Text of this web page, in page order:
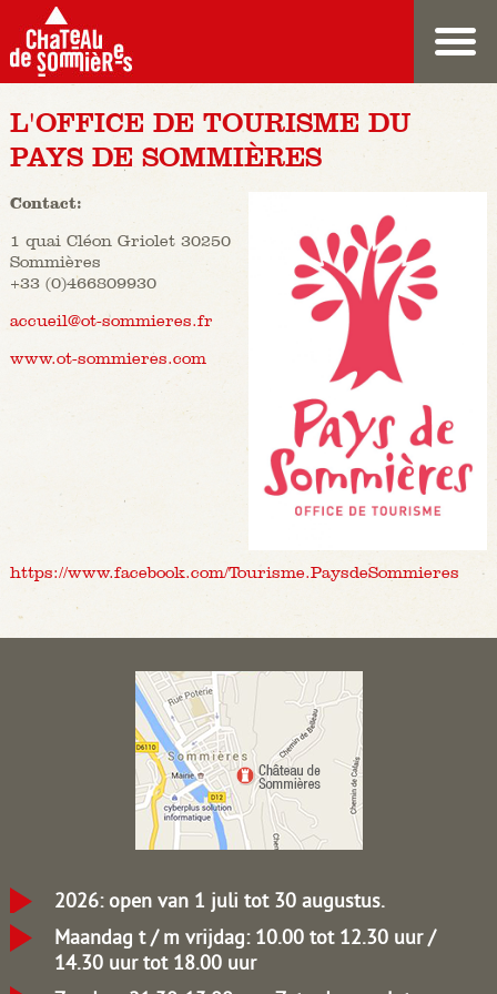
L'OFFICE DE TOURISME DU
PAYS DE SOMMIÈRES
Contact:
1 quai Cléon Griolet 30250
Sommières
+33 (0)466809930
accueil@ot-sommieres.fr
www.ot-sommieres.com
https://www.facebook.com/Tourisme.PaysdeSommieres
2026: open van 1 juli tot 30 augustus.
Maandag t / m vrijdag: 10.00 tot 12.30 uur /
14.30 uur tot 18.00 uur